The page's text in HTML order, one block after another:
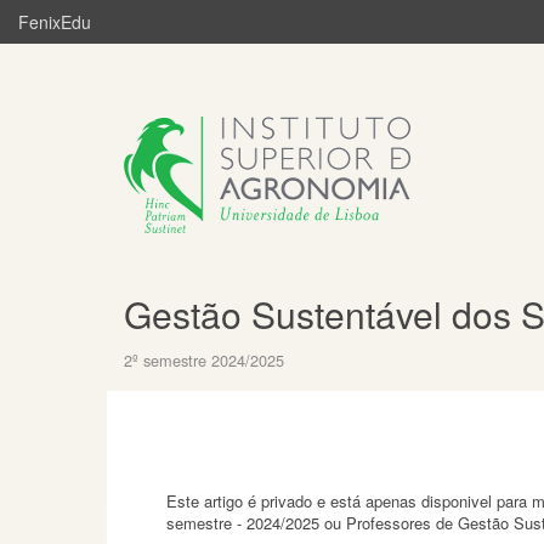
FenixEdu
Gestão Sustentável dos
2º semestre 2024/2025
Este artigo é privado e está apenas disponivel para
semestre - 2024/2025 ou Professores de Gestão